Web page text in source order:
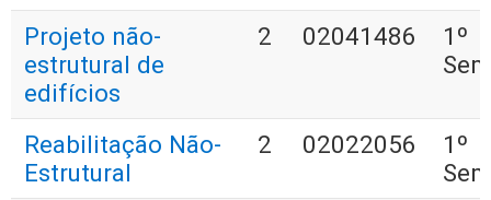
Projeto não-
estrutural de
edifícios
2 02041486
1º
Reabilitação Não-
Estrutural
2 02022056
1º